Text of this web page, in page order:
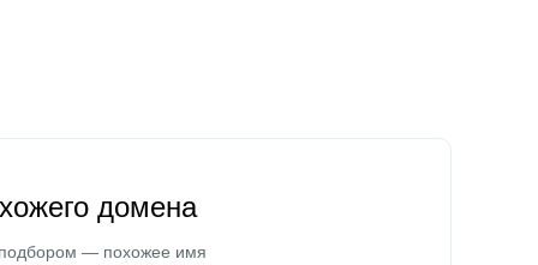
домена
— похожее имя